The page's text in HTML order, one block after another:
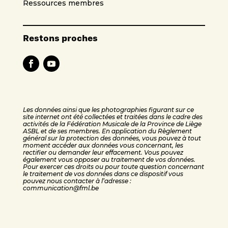
Ressources membres
Restons proches
Les données ainsi que les photographies figurant sur ce
site internet ont été collectées et traitées dans le cadre des
activités de la Fédération Musicale de la Province de Liège
ASBL et de ses membres. En application du Règlement
général sur la protection des données, vous pouvez à tout
moment accéder aux données vous concernant, les
rectifier ou demander leur effacement. Vous pouvez
également vous opposer au traitement de vos données.
Pour exercer ces droits ou pour toute question concernant
le traitement de vos données dans ce dispositif vous
pouvez nous contacter à l’adresse :
communication@fml.be